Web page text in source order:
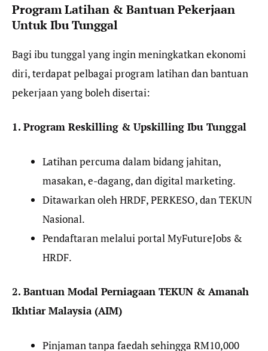
Program Latihan & Bantuan Pekerjaan
Untuk Ibu Tunggal
Bagi ibu tunggal yang ingin meningkatkan ekonomi
diri, terdapat pelbagai program latihan dan bantuan
pekerjaan yang boleh disertai:
1. Program Reskilling & Upskilling Ibu Tunggal
Latihan percuma dalam bidang jahitan,
masakan, e-dagang, dan digital marketing.
Ditawarkan oleh HRDF, PERKESO, dan TEKUN
Nasional.
Pendaftaran melalui portal MyFutureJobs &
HRDF.
2. Bantuan Modal Perniagaan TEKUN & Amanah
Ikhtiar Malaysia (AIM)
Pinjaman tanpa faedah sehingga RM10,000